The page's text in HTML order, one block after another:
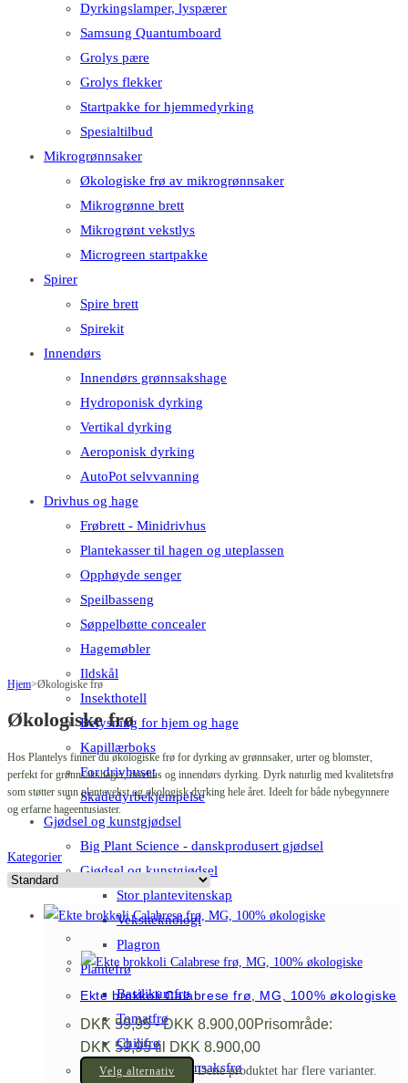
Dyrkingslamper, lyspærer
Samsung Quantumboard
Grolys pære
Grolys flekker
Startpakke for hjemmedyrking
Spesialtilbud
Mikrogrønnsaker
Økologiske frø av mikrogrønnsaker
Mikrogrønne brett
Mikrogrønt vekstlys
Microgreen startpakke
Spirer
Spire brett
Spirekit
Innendørs
Innendørs grønnsakshage
Hydroponisk dyrking
Vertikal dyrking
Aeroponisk dyrking
AutoPot selvvanning
Drivhus og hage
Frøbrett - Minidrivhus
Plantekasser til hagen og uteplassen
Opphøyde senger
Speilbasseng
Søppelbøtte concealer
Hagemøbler
Ildskål
Insekthotell
Belysning for hjem og hage
Kapillærboks
For drivhuset
Skadedyrbekjempelse
Gjødsel og kunstgjødsel
Big Plant Science - danskprodusert gjødsel
Gjødsel og kunstgjødsel
Stor plantevitenskap
Vekstteknologi
Plagron
Plantefrø
Basilikumfrø
Tomatfrø
Chilifrø
Urte- og grønnsaksfrø
Hjem>Økologiske frø
Økologiske frø
Hos Plantelys finner du økologiske frø for dyrking av grønnsaker, urter og blomster,
perfekt for grønnsakshager, drivhus og innendørs dyrking. Dyrk naturlig med kvalitetsfrø
som støtter sunn plantevekst og økologisk dyrking hele året. Ideelt for både nybegynnere
og erfarne hageentusiaster.
Kategorier
Ekte brokkoli Calabrese frø, MG, 100% økologiske
DKK 59,95 - DKK 8.900,00Prisområde:
DKK 59,95 til DKK 8.900,00
Velg alternativ Dette produktet har flere varianter.